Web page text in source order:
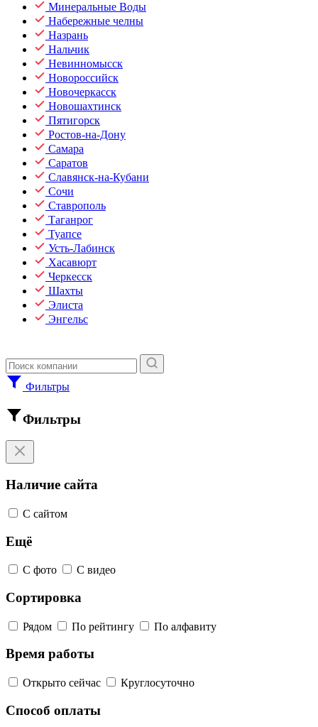
Минеральные Воды
Набережные челны
Назрань
Нальчик
Невинномысск
Новороссийск
Новочеркасск
Новошахтинск
Пятигорск
Ростов-на-Дону
Самара
Саратов
Славянск-на-Кубани
Сочи
Ставрополь
Таганрог
Туапсе
Усть-Лабинск
Хасавюрт
Черкесск
Шахты
Элиста
Энгельс
Фильтры
Фильтры
Наличие сайта
С сайтом
Ещё
С фото С видео
Сортировка
Рядом По рейтингу По алфавиту
Время работы
Открыто сейчас Круглосуточно
Способ оплаты